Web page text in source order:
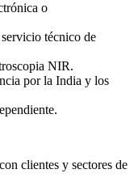
o
técnico de
NIR.
por la India y los
clientes y sectores de